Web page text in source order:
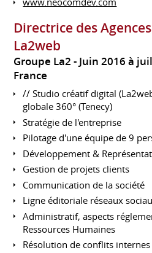
Directrice des
La2web
Groupe La2
Juin 2016 à
France
// Studio créatif digital
globale 360° (Tenecy)
Stratégie de l'entreprise
Pilotage d'une équipe de 9
Développement &
Gestion de projets clients
Communication de la société
Ligne éditoriale réseaux
Administratif, aspects
Ressources Humaines
Résolution de conflits